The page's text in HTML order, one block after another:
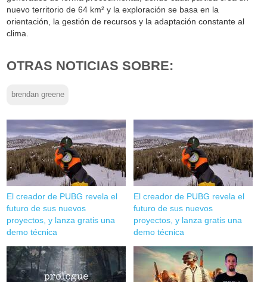
nuevo territorio de 64 km² y la exploración se basa en la
orientación, la gestión de recursos y la adaptación constante al
clima.
OTRAS NOTICIAS SOBRE:
brendan greene
El creador de PUBG revela el
futuro de sus nuevos
proyectos, y lanza gratis una
demo técnica
El creador de PUBG revela el
futuro de sus nuevos
proyectos, y lanza gratis una
demo técnica